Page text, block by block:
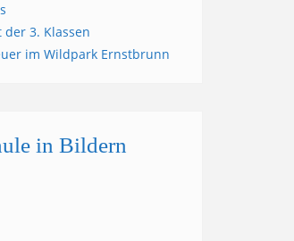
3. Klassen
im Wildpark Ernstbrunn
in Bildern